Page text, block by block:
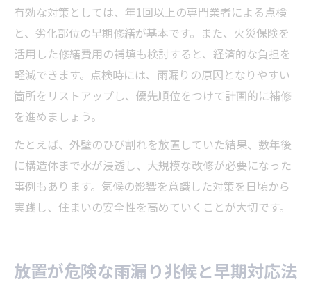
有効な対策としては、年1回以上の専門業者による点検
と、劣化部位の早期修繕が基本です。また、火災保険を
活用した修繕費用の補填も検討すると、経済的な負担を
軽減できます。点検時には、雨漏りの原因となりやすい
箇所をリストアップし、優先順位をつけて計画的に補修
を進めましょう。
たとえば、外壁のひび割れを放置していた結果、数年後
に構造体まで水が浸透し、大規模な改修が必要になった
事例もあります。気候の影響を意識した対策を日頃から
実践し、住まいの安全性を高めていくことが大切です。
放置が危険な雨漏り兆候と早期対応法